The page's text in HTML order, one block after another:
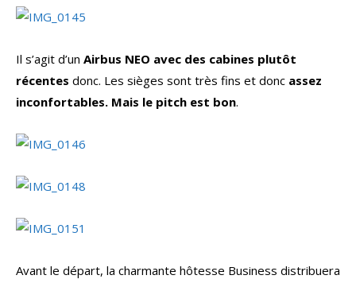
Il s’agit d’un Airbus NEO avec des cabines plutôt
récentes donc. Les sièges sont très fins et donc assez
inconfortables. Mais le pitch est bon.
Avant le départ, la charmante hôtesse Business distribuera